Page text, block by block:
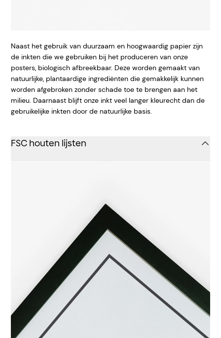
Naast het gebruik van duurzaam en hoogwaardig papier zijn
de inkten die we gebruiken bij het produceren van onze
posters, biologisch afbreekbaar. Deze worden gemaakt van
natuurlijke, plantaardige ingrediënten die gemakkelijk kunnen
worden afgebroken zonder schade toe te brengen aan het
milieu. Daarnaast blijft onze inkt veel langer kleurecht dan de
gebruikelijke inkten door de natuurlijke basis.
FSC houten lijsten